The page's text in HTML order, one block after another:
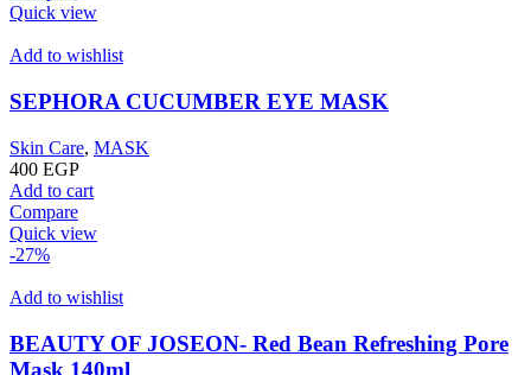
Quick view
Add to wishlist
SEPHORA CUCUMBER EYE MASK
Skin Care, MASK
400 EGP
Add to cart
Compare
Quick view
-27%
Add to wishlist
BEAUTY OF JOSEON- Red Bean Refreshing Pore
Mask 140ml